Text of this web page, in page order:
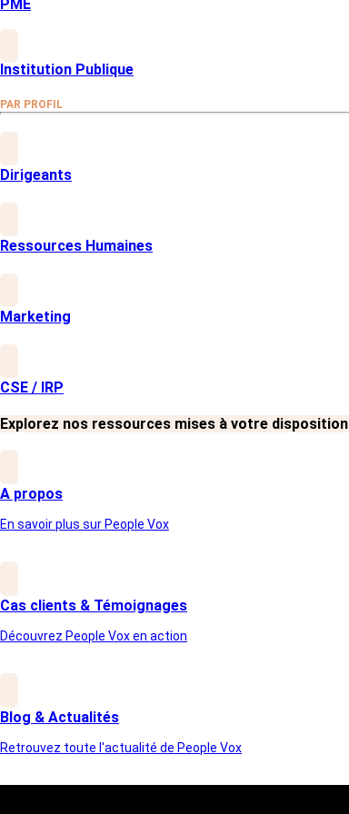
PME
Institution Publique
PAR PROFIL
Dirigeants
Ressources Humaines
Marketing
CSE / IRP
Explorez nos ressources mises à votre disposition
A propos
En savoir plus sur People Vox
Cas clients & Témoignages
Découvrez People Vox en action
Blog & Actualités
Retrouvez toute l'actualité de People Vox